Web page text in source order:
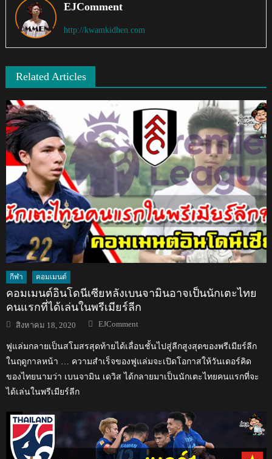
EJComment
http://kwamkidhen.com
Related Articles
กีฬา คอมเมนต์
คอมเมนต์อินโดนีเซียหลังเบนจามินอาจเป็นนักเตะไทย
คนแรกที่ได้เล่นในพรีเมียร์ลีก
Posted
on
สิงหาคม 18, 2020 Author
EJComment
ฟูแล่มกลายเป็นสโมสรสุดท้ายได้เลื่อนชั้นไปสู่ลีกสูงสุดของพรีเมียร์ลีก
ในฤดูกาลหน้า … ความสำเร็จของฟูแล่มจะเปิดโอกาสให้วันเดอร์คิด
ของไทยนามว่า เบนจามิน เดวิส ได้กลายมาเป็นนักเตะไทยคนแรกที่จะ
ได้เล่นในพรีเมียร์ลีก